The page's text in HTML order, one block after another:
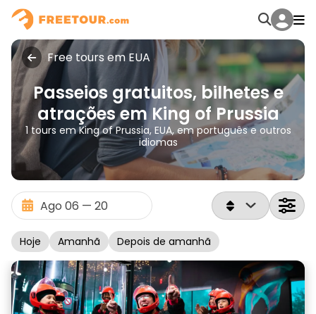
Free tours em EUA
Passeios gratuitos, bilhetes e
atrações em King of Prussia
1 tours em King of Prussia, EUA, em português e outros
idiomas
Hoje Amanhã Depois de amanhã